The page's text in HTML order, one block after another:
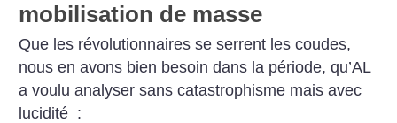
mobilisation de masse
Que les révolutionnaires se serrent les coudes,
nous en avons bien besoin dans la période, qu’AL
a voulu analyser sans catastrophisme mais avec
lucidité :